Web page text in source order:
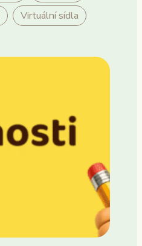
Virtuální sídla